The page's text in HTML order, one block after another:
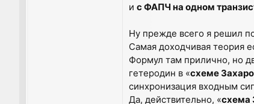
и с ФАПЧ на одном
Ну прежде всего я решил
Самая доходчивая теория
Формул там прилично, но
гетеродин в «схеме
синхронизация входным
Да, действительно, «схема